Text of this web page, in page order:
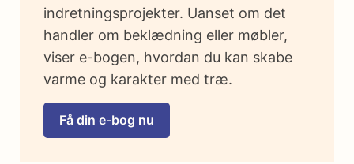
indretningsprojekter. Uanset om det
handler om beklædning eller møbler,
viser e-bogen, hvordan du kan skabe
varme og karakter med træ.
Få din e-bog nu